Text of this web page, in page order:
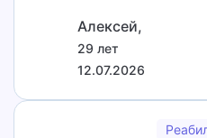
Алексей,
29 лет
12.07.2026